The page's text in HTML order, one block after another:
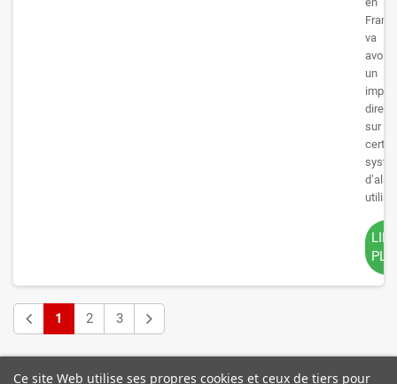
va
avoir
un
direct
sur
LIRE
1 2 3
Ce site Web utilise ses propres cookies et ceux de tiers pour